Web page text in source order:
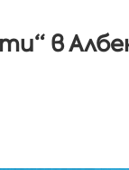
в